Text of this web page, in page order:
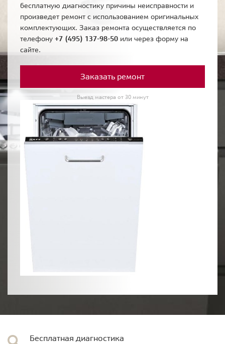
бесплатную диагностику причины неисправности и
произведет ремонт с использованием оригинальных
комплектующих. Заказ ремонта осуществляется по
телефону +7 (495) 137-98-50 или через форму на
сайте.
Заказать ремонт
Выезд мастера от 30 минут
Бесплатная диагностика